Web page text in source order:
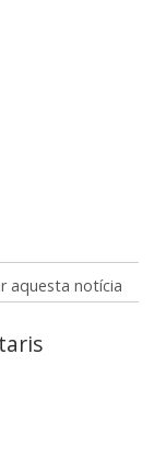
aquesta notícia